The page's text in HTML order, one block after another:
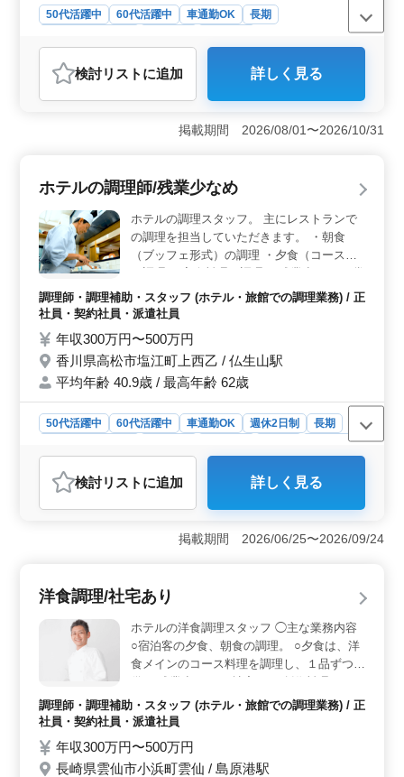
てご相談にのります。 ライフスタイルに合
った働き方が可能です！ 調理師資格お持ち
の方、ホテルの厨房での経験のある方は条件
面優遇します！ ぜひご応募ください！
50代活躍中 60代活躍中 車通勤OK
長期
調理師・調理補助・スタッフ
おすすめポイント
＜柔軟な勤務時間＞ 勤務時間や日数はライフスタイル
に合わせて調整可能で、働き方の自由度が高い点が魅力
です。週3〜5日のシフト制で、個々の生活スタイルに合
ています。年齢に関係なく、意欲と経験を評価される職
場であり、長く働ける安心感があります。 ＜車通勤
可能＞ マイカー通勤が可能なため、通勤の利便性が高
いです。通勤手当も支給されるため交通費の負担も軽減
されます。自宅から職場までの通勤が快適で、通勤時間
も有効に活用できます。
検討リスト に追加 詳しく見る
掲載期間 2026/08/01〜2026/10/31
ホテルの調理師/残業少なめ
ホテルの調理スタッフ。 主にレストランで
の調理を担当していただきます。 ・朝食
（ブッフェ形式）の調理 ・夕食（コース）
与あり リゾートホテルで楽しく調理の仕事
をしてみませんか？ これまで培ってきた調
調理師・調理補助・スタッフ (ホテル・旅館での調理業務) / 正
社員・契約社員・派遣社員
年収300万円〜500万円
香川県高松市塩江町上西乙 / 仏生山駅
平均年齢 40.9歳 / 最高年齢 62歳
50代活躍中 60代活躍中 車通勤OK 週休2日制
長期
契約社員
調理師・調理補助・スタッフ
おすすめポイント
＜働きやすい環境＞ 残業が月10時間程度と少なく、ワ
ークライフバランスを大切にできる点が魅力です。週休
二日制で、プライベートとの両立を図りながら長く安定
で幅広く担当し、これまで培ってきた調理技術を活かせ
ます。経験者の方にとって力を発揮しやすい舞台を用意
しています。 ＜安心の職場環境＞ 60代以上のシニ
アも活躍しており、年齢問わず働ける職場です。福利厚
生も充実しており、安心して長く働けるホテルでのお仕
事です。
検討リスト に追加 詳しく見る
掲載期間 2026/06/25〜2026/09/24
洋食調理/社宅あり
ホテルの洋食調理スタッフ ◯主な業務内容
○宿泊客の夕食、朝食の調理。 ○夕食は、洋
食メインのコース料理を調理し、１品ずつ提
供 ※残業少なめ ※社宅あり 創作料理のレパ
ートリーを持った方歓迎。 今までの調理経
験を存分に発揮してください！
調理師・調理補助・スタッフ (ホテル・旅館での調理業務) / 正
社員・契約社員・派遣社員
年収300万円〜500万円
長崎県雲仙市小浜町雲仙 / 島原港駅